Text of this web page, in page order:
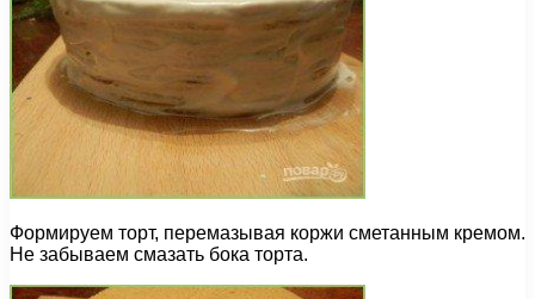
Формируем торт, перемазывая коржи сметанным кремом.
Не забываем смазать бока торта.